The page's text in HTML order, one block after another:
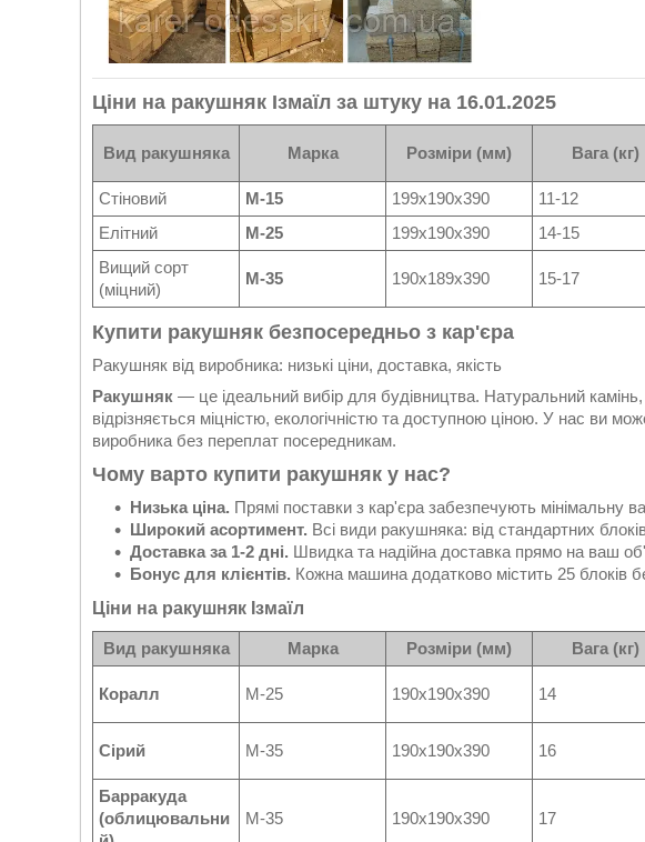
Ціни на ракушняк Ізмаїл за штуку на 16.01.2025
Вид ракушняка Марка Розміри (мм) Вага (кг)
Стіновий М-15 199х190х390 11-12
Елітний
М-25 199х190х390 14-15
Вищий сорт
(міцний)
М-35 190х189х390 15-17
Купити ракушняк безпосередньо з кар'єра
Ракушняк від виробника: низькі ціни, доставка, якість
Ракушняк — це ідеальний вибір для будівництва. Натуральний
відрізняється міцністю, екологічністю та доступною ціною. У нас ви
виробника без переплат посередникам.
Чому варто купити ракушняк у нас?
Низька ціна. Прямі поставки з кар'єра забезпечують мінімальну
Широкий асортимент. Всі види ракушняка: від стандартних
Доставка за 1-2 дні. Швидка та надійна доставка прямо на ваш
Бонус для клієнтів. Кожна машина додатково містить 25 блоків
Ціни на ракушняк Ізмаїл
Вид ракушняка Марка Розміри (мм) Вага (кг)
Коралл М-25 190х190х390 14
Сірий М-35 190х190х390 16
Барракуда
(облицювальни
М-35 190х190х390 17